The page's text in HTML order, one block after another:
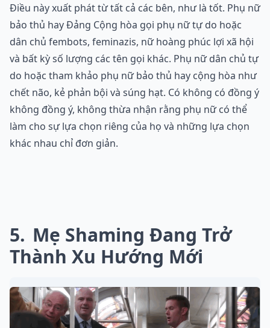
Điều này xuất phát từ tất cả các bên, như là tốt. Phụ nữ
bảo thủ hay Đảng Cộng hòa gọi phụ nữ tự do hoặc
dân chủ fembots, feminazis, nữ hoàng phúc lợi xã hội
và bất kỳ số lượng các tên gọi khác. Phụ nữ dân chủ tự
do hoặc tham khảo phụ nữ bảo thủ hay cộng hòa như
chết não, kẻ phản bội và súng hạt. Có không có đồng ý
không đồng ý, không thừa nhận rằng phụ nữ có thể
làm cho sự lựa chọn riêng của họ và những lựa chọn
khác nhau chỉ đơn giản.
5 Mẹ Shaming Đang Trở
Thành Xu Hướng Mới